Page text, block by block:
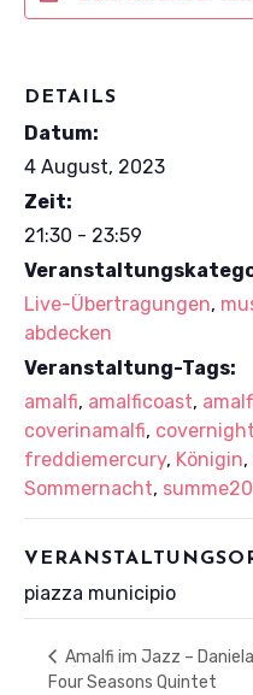
DETAILS
Datum:
4 August, 2023
Zeit:
21:30 - 23:59
Live-Übertragungen,
abdecken
Veranstaltung-Tags:
amalfi, amalficoast,
coverinamalfi,
freddiemercury, Königin,
Sommernacht,
piazza municipio
Amalfi im Jazz –
Four Seasons Quintet